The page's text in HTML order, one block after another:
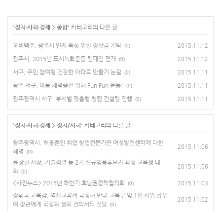
'정치·사회·경제 > 종합' 카테고리의 다른 글
오비맥주, 광주시 인재 육성 위한 장학금 기탁 (0) 2015.11.12
광주시, 2015년 도시녹화운동 캠페인 전개 (0) 2015.11.12
서구, 주민 참여형 건강한 아파트 만들기 눈길 (0) 2015.11.11
광주 서구, 아동 체력증진 위해 Fun Fun 운동! (0) 2015.11.11
광주광역시 서구, 부서별 맞춤형 청렴 컨설팅 진행 (0) 2015.11.11
'정치·사회·경제 > 정치/사회' 카테고리의 다른 글
광주광역시, 허울뿐인 취업·창업전문기관 여성발전센터에 대한
해명
(0)
2015.11.06
윤장현 시장, 기술직렬 등 2기 신규임용후보자 과정 교육생 대
화 (0)
2015.11.06
<사진뉴스> 2015년 하반기 호남권정책협의회 (0) 2015.11.03
장휘국 교육감, 역사교과서 국정화 반대 교육부 앞 1인 시위 황우
여 장관에게 국정화 철회 건의서도 전달 (0)
2015.11.02